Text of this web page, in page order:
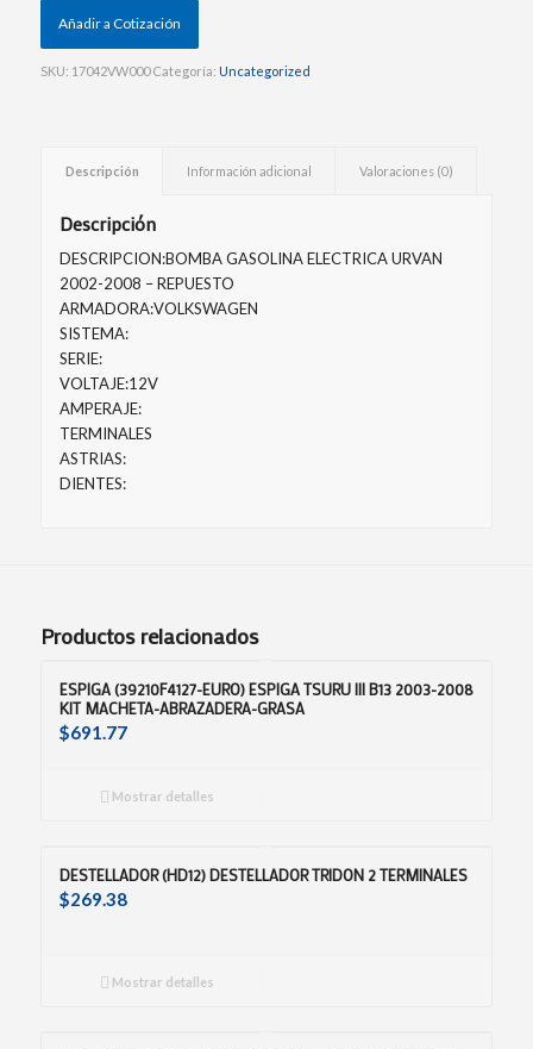
Añadir a Cotización
SKU: 17042VW000 Categoría: Uncategorized
Descripción Información adicional Valoraciones (0)
Descripción
DESCRIPCION:BOMBA GASOLINA ELECTRICA URVAN
2002-2008 – REPUESTO
ARMADORA:VOLKSWAGEN
SISTEMA:
SERIE:
VOLTAJE:12V
AMPERAJE:
TERMINALES
ASTRIAS:
DIENTES:
Productos relacionados
ESPIGA (39210F4127-EURO) ESPIGA TSURU III B13 2003-2008
KIT MACHETA-ABRAZADERA-GRASA
$691.77
Mostrar detalles
DESTELLADOR (HD12) DESTELLADOR TRIDON 2 TERMINALES
$269.38
Mostrar detalles